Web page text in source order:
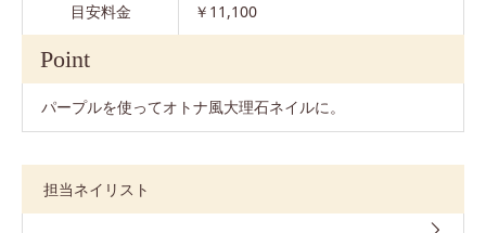
目安料金 ￥11,100
Point
パープルを使ってオトナ風大理石ネイルに。
担当ネイリスト